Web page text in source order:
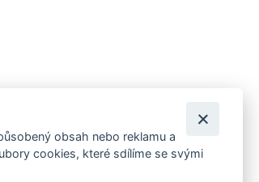
kulturní a sportovní akce?
obsah nebo reklamu a
cookies, které sdílíme se svými